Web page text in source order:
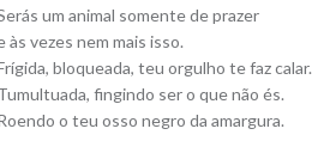
um animal somente de prazer
às vezes nem mais isso.
bloqueada, teu orgulho te faz calar.
fingindo ser o que não és.
o teu osso negro da amargura.